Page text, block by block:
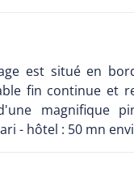
est situé en
fin continue et
magnifique
- hôtel : 50 mn